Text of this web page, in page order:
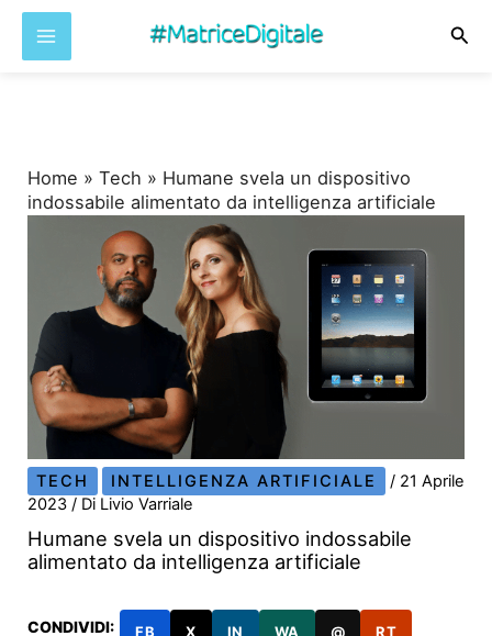
Home »Tech » Humane svela un dispositivo
indossabile alimentato da intelligenza artificiale
TECH INTELLIGENZA ARTIFICIALE / 21 Aprile
2023/ Di Livio Varriale
Humane svela un dispositivo indossabile
alimentato da intelligenza artificiale
CONDIVIDI: FB X IN WA @ RT